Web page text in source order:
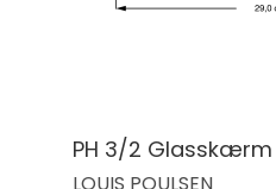
PH 3/2 Glasskærm